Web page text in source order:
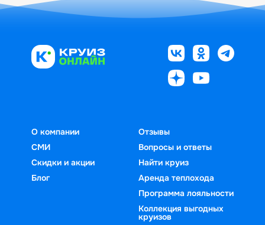
О компании
СМИ
Скидки и акции
Блог
Отзывы
Вопросы и ответы
Найти круиз
Аренда теплохода
Программа лояльности
Коллекция выгодных
круизов